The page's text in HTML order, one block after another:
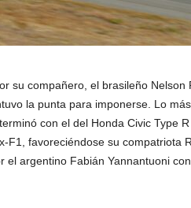
su compañero, el brasileño Nelson
la punta para imponerse. Lo
con el del Honda Civic Type
F1, favoreciéndose su compatriota
el argentino Fabián Yannantuoni